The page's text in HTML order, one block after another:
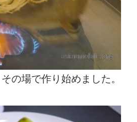
の場で作り始めました。